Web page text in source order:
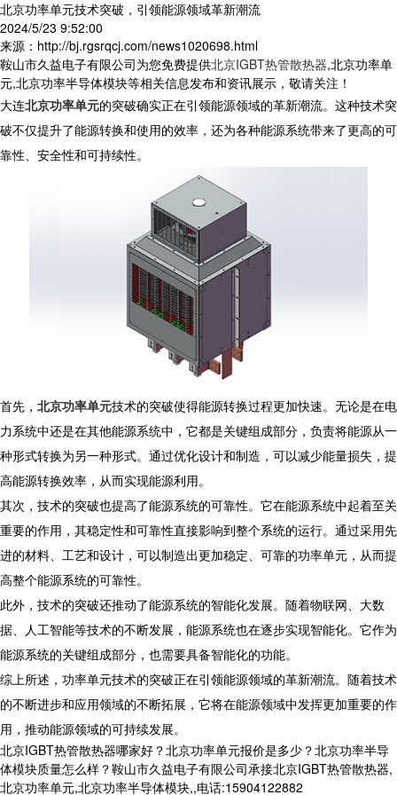
北京功率单元技术突破，引领能源领域革新潮流
2024/5/23 9:52:00
来源：http://bj.rgsrqcj.com/news1020698.html
鞍山市久益电子有限公司为您免费提供北京IGBT热管散热器,北京功率单
元,北京功率半导体模块等相关信息发布和资讯展示，敬请关注！
大连北京功率单元的突破确实正在引领能源领域的革新潮流。这种技术突
破不仅提升了能源转换和使用的效率，还为各种能源系统带来了更高的可
靠性、安全性和可持续性。
首先， 北京功率单元技术的突破使得能源转换过程更加快速。无论是在电
力系统中还是在其他能源系统中，它都是关键组成部分，负责将能源从一
种形式转换为另一种形式。通过优化设计和制造，可以减少能量损失，提
高能源转换效率，从而实现能源利用。
其次，技术的突破也提高了能源系统的可靠性。它在能源系统中起着至关
重要的作用，其稳定性和可靠性直接影响到整个系统的运行。通过采用先
进的材料、工艺和设计，可以制造出更加稳定、可靠的功率单元，从而提
高整个能源系统的可靠性。
此外，技术的突破还推动了能源系统的智能化发展。随着物联网、大数
据、人工智能等技术的不断发展，能源系统也在逐步实现智能化。它作为
能源系统的关键组成部分，也需要具备智能化的功能。
综上所述，功率单元技术的突破正在引领能源领域的革新潮流。随着技术
的不断进步和应用领域的不断拓展，它将在能源领域中发挥更加重要的作
用，推动能源领域的可持续发展。
北京IGBT热管散热器哪家好？北京功率单元报价是多少？北京功率半导
体模块质量怎么样？鞍山市久益电子有限公司承接北京IGBT热管散热器,
北京功率单元,北京功率半导体模块,,电话:15904122882